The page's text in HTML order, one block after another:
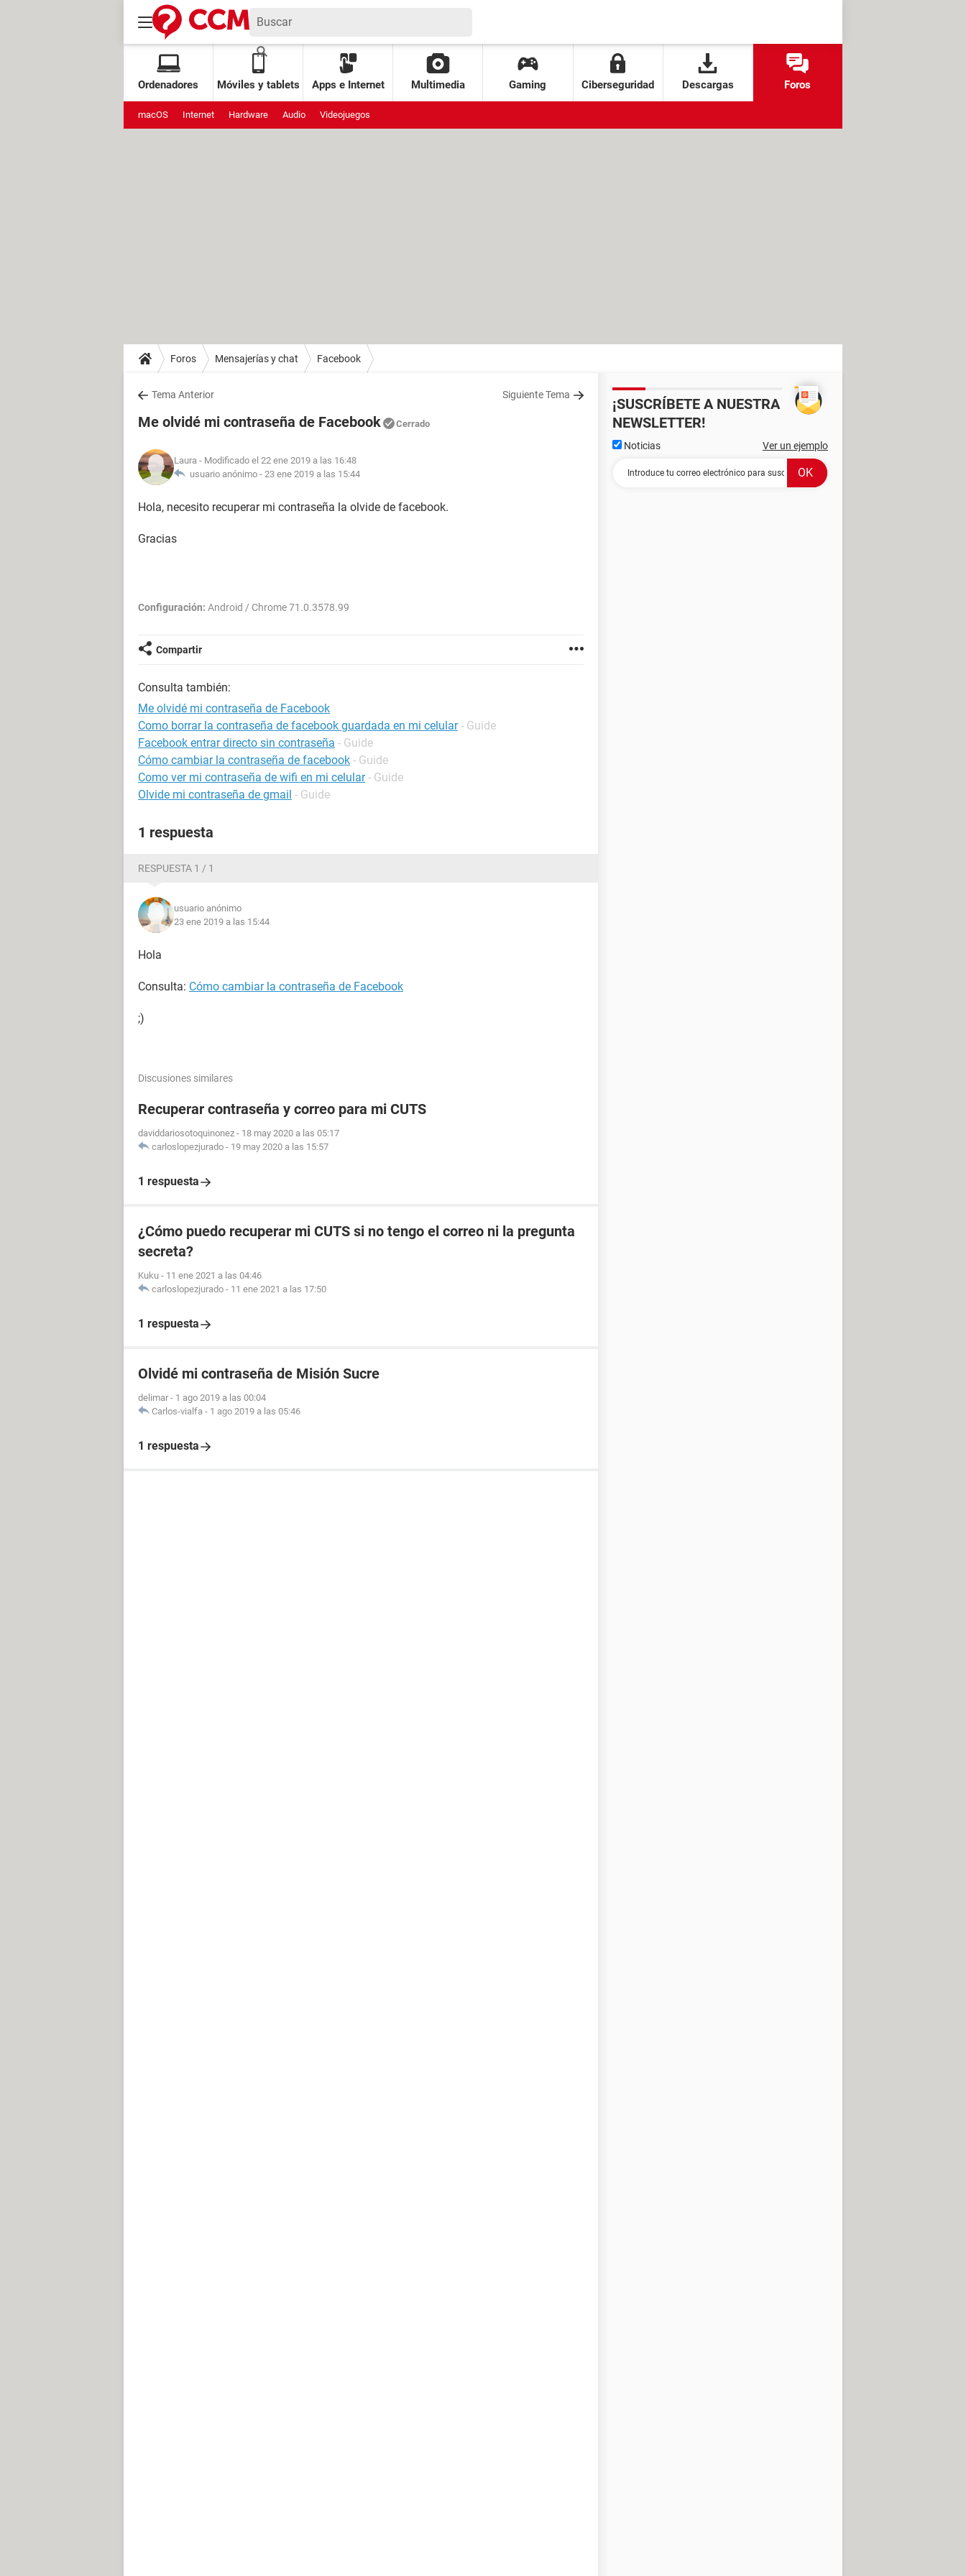
Ordenadores Móviles y tablets Apps e Internet Multimedia Gaming Ciberseguridad Descargas Foros
macOS Internet Hardware Audio Videojuegos
Foros Mensajerías y chat Facebook
Tema Anterior Siguiente Tema
Me olvidé mi contraseña de Facebook Cerrado
Laura - Modificado el 22 ene 2019 a las 16:48
usuario anónimo - 23 ene 2019 a las 15:44
Hola, necesito recuperar mi contraseña la olvide de facebook.
Gracias
Configuración: Android / Chrome 71.0.3578.99
Compartir
Consulta también:
Me olvidé mi contraseña de Facebook
Como borrar la contraseña de facebook guardada en mi celular - Guide
Facebook entrar directo sin contraseña - Guide
Cómo cambiar la contraseña de facebook - Guide
Como ver mi contraseña de wifi en mi celular - Guide
Olvide mi contraseña de gmail - Guide
1 respuesta
RESPUESTA 1 / 1
usuario anónimo
23 ene 2019 a las 15:44
Hola
Consulta: Cómo cambiar la contraseña de Facebook
;)
Discusiones similares
Recuperar contraseña y correo para mi CUTS
daviddariosotoquinonez - 18 may 2020 a las 05:17
carloslopezjurado - 19 may 2020 a las 15:57
1 respuesta
¿Cómo puedo recuperar mi CUTS si no tengo el correo ni la pregunta
secreta?
Kuku - 11 ene 2021 a las 04:46
carloslopezjurado - 11 ene 2021 a las 17:50
1 respuesta
Olvidé mi contraseña de Misión Sucre
delimar - 1 ago 2019 a las 00:04
Carlos-vialfa - 1 ago 2019 a las 05:46
1 respuesta
¡SUSCRÍBETE A NUESTRA
NEWSLETTER!
Noticias Ver un ejemplo